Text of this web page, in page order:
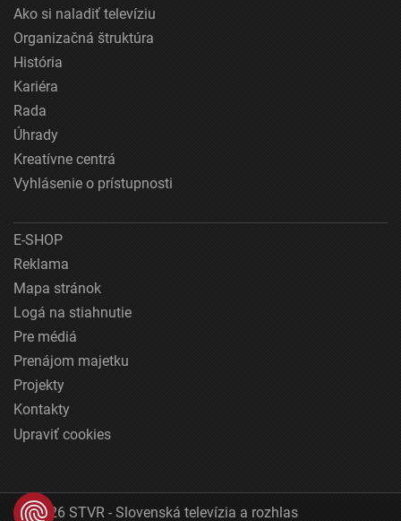
Ako si naladiť televíziu
Organizačná štruktúra
História
Kariéra
Rada
Úhrady
Kreatívne centrá
Vyhlásenie o prístupnosti
E-SHOP
Reklama
Mapa stránok
Logá na stiahnutie
Pre médiá
Prenájom majetku
Projekty
Kontakty
Upraviť cookies
© 2026 STVR - Slovenská televízia a rozhlas